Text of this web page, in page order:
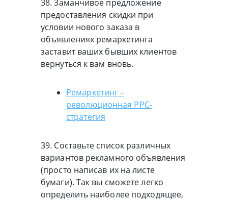
38. Заманчивое предложение
предоставления скидки при
условии нового заказа в
объявлениях ремаркетинга
заставит ваших бывших клиентов
вернуться к вам вновь.
Ремаркетинг –
революционная PPC-
стратегия
39. Составьте список различных
вариантов рекламного объявления
(просто написав их на листе
бумаги). Так вы сможете легко
определить наиболее подходящее,